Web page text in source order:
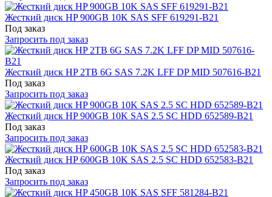
Жесткий диск HP 900GB 10K SAS SFF 619291-B21
Под заказ
Запросить под заказ
Жесткий диск HP 2TB 6G SAS 7.2K LFF DP MID 507616-B21
Под заказ
Запросить под заказ
Жесткий диск HP 900GB 10K SAS 2.5 SC HDD 652589-B21
Под заказ
Запросить под заказ
Жесткий диск HP 600GB 10K SAS 2.5 SC HDD 652583-B21
Под заказ
Запросить под заказ